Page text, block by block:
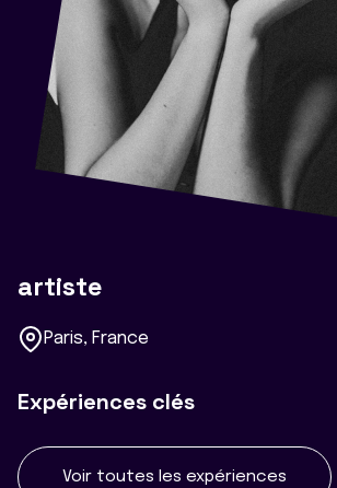
artiste
Paris, France
Expériences clés
Voir toutes les expériences